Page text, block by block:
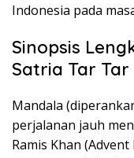
Indonesia pada
Sinopsis
Satria Tar Tar
Mandala
perjalanan jauh
Ramis Khan